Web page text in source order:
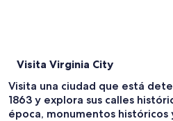
Visita Virginia City
Visita una ciudad que está
1863 y explora sus calles
época, monumentos históricos